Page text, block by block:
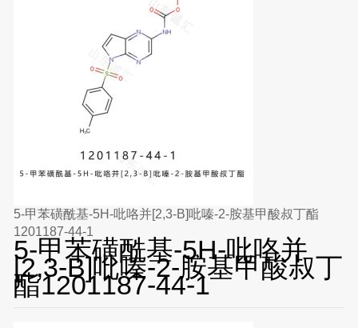
5-甲苯磺酰基-5H-吡咯并[2,3-B]吡嗪-2-胺基甲酸叔丁酯
1201187-44-1
5-甲苯磺酰基-5H-吡咯并
[2,3-B]吡嗪-2-胺基甲酸叔丁
酯1201187-44-1